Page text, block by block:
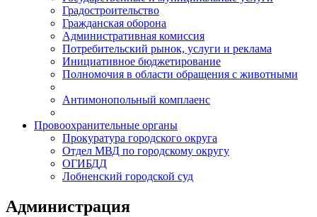
Градостроительство
Гражданская оборона
Административная комиссия
Потребительский рынок, услуги и реклама
Инициативное бюджетирование
Полномочия в области обращения с животными
Антимонопольный комплаенс
Провоохранительные органы
Прокуратура городского округа
Отдел МВД по городскому округу
ОГИБДД
Лобненский городской суд
Администрация